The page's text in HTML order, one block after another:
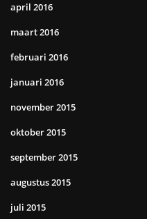
april 2016
maart 2016
februari 2016
januari 2016
november 2015
oktober 2015
september 2015
augustus 2015
juli 2015